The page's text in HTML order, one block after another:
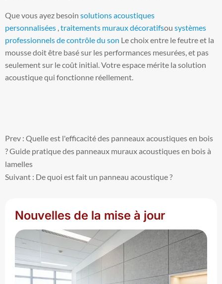
Que vous ayez besoin solutions acoustiques
personnalisées ,traitements muraux décoratifsou systèmes
professionnels de contrôle du son Le choix entre le feutre et la
mousse doit être basé sur les performances mesurées, et pas
seulement sur le coût initial. Votre espace mérite la solution
acoustique qui fonctionne réellement.
Prev : Quelle est l'efficacité des panneaux acoustiques en bois
? Guide pratique des panneaux muraux acoustiques en bois à
lamelles
Suivant : De quoi est fait un panneau acoustique ?
Nouvelles de la mise à jour